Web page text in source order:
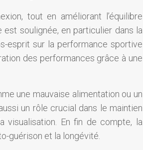
tout en améliorant l’équilibre
soulignée, en particulier dans la
esprit sur la performance sportive
des performances grâce à une
une mauvaise alimentation ou un
un rôle crucial dans le maintien
visualisation. En fin de compte, la
guérison et la longévité.